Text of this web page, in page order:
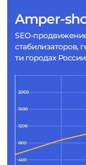
Amper-
SEO-
стабилизаторов,
ти городах России